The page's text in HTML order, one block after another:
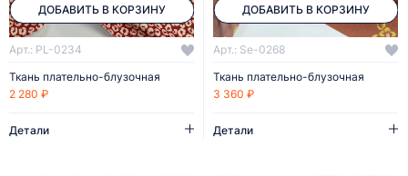
ДОБАВИТЬ В КОРЗИНУ
Арт.: PL-0234
Ткань плательно-блузочная
2 280 ₽
Детали
ДОБАВИТЬ В КОРЗИНУ
Арт.: Se-0268
Ткань плательно-блузочная
3 360 ₽
Детали